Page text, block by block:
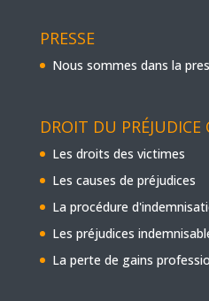
PRESSE
Nous sommes dans la
DROIT DU PRÉJUDICE
Les droits des victimes
Les causes de préjudices
La procédure
Les préjudices
La perte de gains